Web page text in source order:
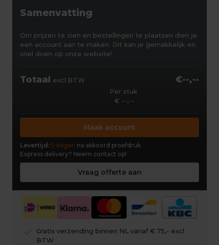
Samenvatting
Om prijzen te zien en bestellingen te plaatsen dien je
een account aan te maken. Dit kan je gemakkelijk en
snel doen op onze website!
Totaal excl.BTW €--,--
Per stuk
€ --,--
Maak account
Levertijd: 5 dagen na akkoord proefdruk
Express delivery? Neem contact op!
Vraag offerte aan
check
Gratis verzending binnen NL vanaf € 75,- excl
BTW